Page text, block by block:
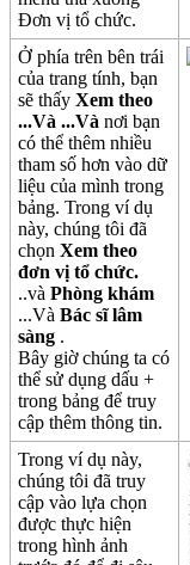
Đơn vị tổ chức.
Ở phía trên bên trái
của trang tính, bạn
sẽ thấy Xem theo
...Và ...Và nơi bạn
có thể thêm nhiều
tham số hơn vào dữ
liệu của mình trong
bảng. Trong ví dụ
này, chúng tôi đã
chọn Xem theo
đơn vị tổ chức.
..và Phòng khám
...Và Bác sĩ lâm
sàng .
Bây giờ chúng ta có
thể sử dụng dấu +
trong bảng để truy
cập thêm thông tin.
Trong ví dụ này,
chúng tôi đã truy
cập vào lựa chọn
được thực hiện
trong hình ảnh